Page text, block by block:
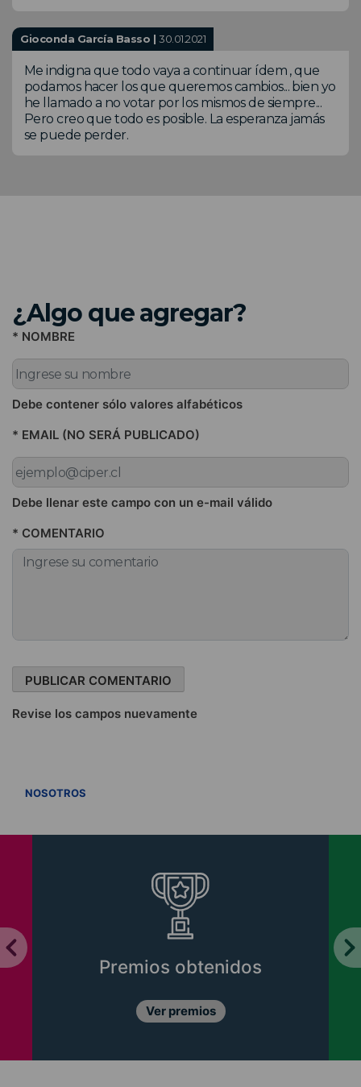
Gioconda García Basso | 30.01.2021
Me indigna que todo vaya a continuar ídem , que
podamos hacer los que queremos cambios... bien yo
he llamado a no votar por los mismos de siempre...
Pero creo que todo es posible. La esperanza jamás
se puede perder.
¿Algo que agregar?
* NOMBRE
Debe contener sólo valores alfabéticos
* EMAIL (NO SERÁ PUBLICADO)
Debe llenar este campo con un e-mail válido
* COMENTARIO
Revise los campos nuevamente
NOSOTROS
Premios obtenidos
Ver premios